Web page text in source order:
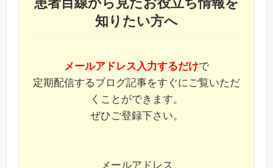
知りたい方へ
メールアドレス入力するだけで
定期配信するブログ記事をすぐにご覧いただ
くことができます。
ぜひご登録下さい。
メールアドレス